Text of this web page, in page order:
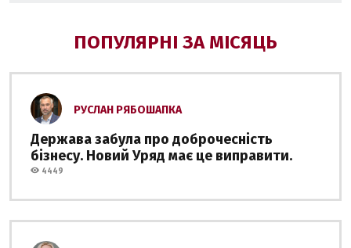
ПОПУЛЯРНІ ЗА МІСЯЦЬ
РУСЛАН РЯБОШАПКА
Держава забула про доброчесність
бізнесу. Новий Уряд має це виправити.
4449